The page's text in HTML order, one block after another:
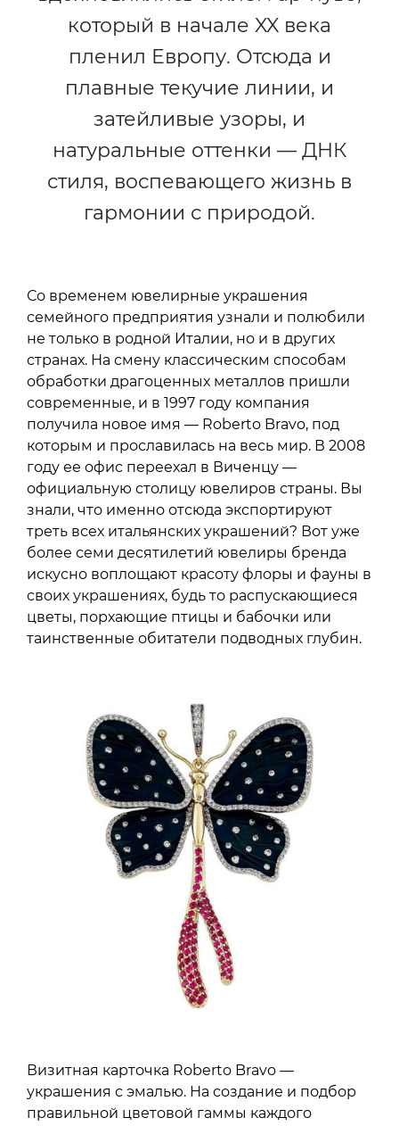
который в начале XX века
пленил Европу. Отсюда и
плавные текучие линии, и
затейливые узоры, и
натуральные оттенки — ДНК
стиля, воспевающего жизнь в
гармонии с природой.
Со временем ювелирные украшения
семейного предприятия узнали и полюбили
не только в родной Италии, но и в других
странах. На смену классическим способам
обработки драгоценных металлов пришли
современные, и в 1997 году компания
получила новое имя — Roberto Bravo, под
которым и прославилась на весь мир. В 2008
году ее офис переехал в Виченцу —
официальную столицу ювелиров страны. Вы
знали, что именно отсюда экспортируют
треть всех итальянских украшений? Вот уже
более семи десятилетий ювелиры бренда
искусно воплощают красоту флоры и фауны в
своих украшениях, будь то распускающиеся
цветы, порхающие птицы и бабочки или
таинственные обитатели подводных глубин.
Визитная карточка Roberto Bravo —
украшения с эмалью. На создание и подбор
правильной цветовой гаммы каждого